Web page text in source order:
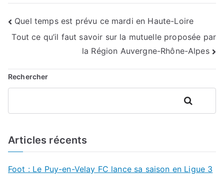
Navigation
de
l’article
Quel temps est prévu ce mardi en Haute-Loire
Tout ce qu’il faut savoir sur la mutuelle proposée par
la Région Auvergne-Rhône-Alpes
Rechercher
Rechercher
Articles récents
Foot : Le Puy-en-Velay FC lance sa saison en Ligue 3